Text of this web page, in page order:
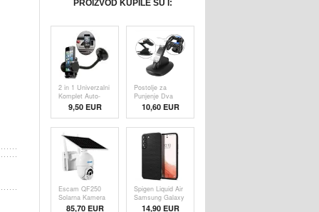
PROIZVOD KUPILE SU I:
2 in 1 Univerzalni
Komplet Auto-
Držača
9,50 EUR
Postolje za
Punjenje Dva
Sony PlayStation
4 Gejmpeda
10,60 EUR
Escam QF250
Solarna Kamera
za Nadzor -
85,70EUR
Spigen Liquid Air
Samsung Galaxy
S22 5G TPU
14,90 EUR